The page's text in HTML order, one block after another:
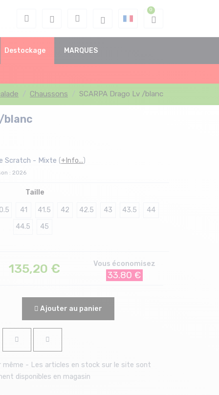
Destockage MARQUES
Chaussons SCARPA Drago Lv /blanc
/blanc
Scratch - Mixte (+Info...)
: 2026
Taille
41 41.5 42 42.5 43 43.5
44
44.5
45
135,20 € Vous économisez
33.80 €
Ajouter au panier
même - Les articles en stock sur le site sont
disponibles en magasin